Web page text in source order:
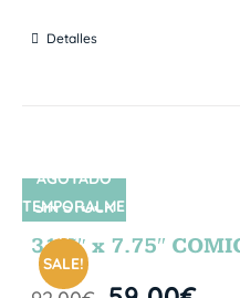
Detalles
SIN STOCK
SALE!
AGOTADO
TEMPORALME
NTE
31.5″ x 7.75″